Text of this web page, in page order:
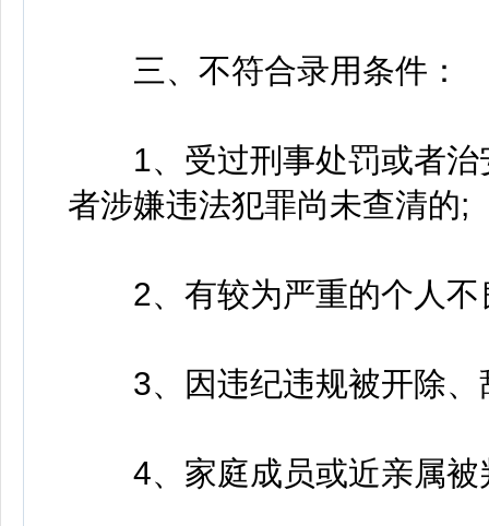
三、不符合录用条件：
1、受过刑事处罚或者治
者涉嫌违法犯罪尚未查清的;
2、有较为严重的个人不
3、因违纪违规被开除、
4、家庭成员或近亲属被